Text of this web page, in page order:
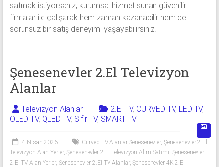
satmak istiyorsanız, kurumsal hizmet sunan güvenilir
firmalar ile çalışarak hem zaman kazanabilir hem de
sorunsuz bir satış deneyimi yaşayabilirsiniz.
Şenesenevler 2.El Televizyon
Alanlar
Televizyon Alanlar 2.El TV, CURVED TV, LED TV,
OLED TV, QLED TV, Sıfır TV, SMART TV
4 Nisan 2026 Curved TV Alanlar Şenesenevler, Şenesenevler 2.El
Televizyon Alan Yerler, Şenesenevler 2.El Televizyon Alım Satımı, Şenesenevler
2.El TV Alan Yerler, Şenesenevler 2.El TV Alanlar, Şenesenevler 4K 2.El